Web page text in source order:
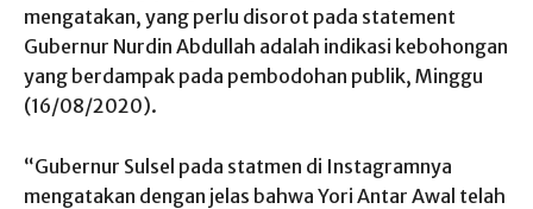
mengatakan, yang perlu disorot pada statement
Gubernur Nurdin Abdullah adalah indikasi kebohongan
yang berdampak pada pembodohan publik, Minggu
(16/08/2020).
“Gubernur Sulsel pada statmen di Instagramnya
mengatakan dengan jelas bahwa Yori Antar Awal telah